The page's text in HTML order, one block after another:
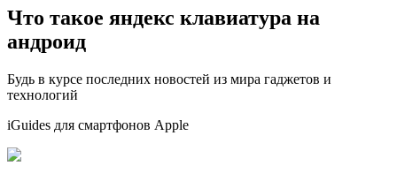
Что такое яндекс клавиатура на
андроид
Будь в курсе последних новостей из мира гаджетов и
технологий
iGuides для смартфонов Apple